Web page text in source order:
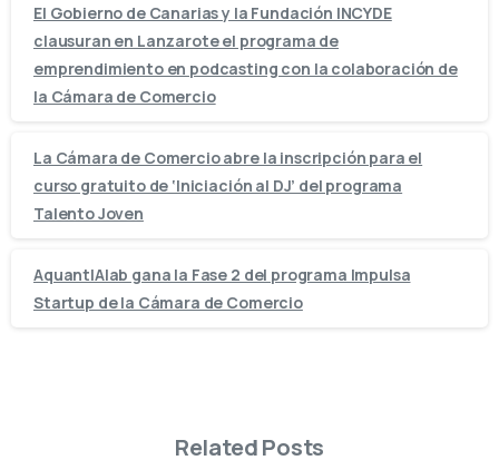
El Gobierno de Canarias y la Fundación INCYDE
clausuran en Lanzarote el programa de
emprendimiento en podcasting con la colaboración de
la Cámara de Comercio
La Cámara de Comercio abre la inscripción para el
curso gratuito de ‘Iniciación al DJ’ del programa
Talento Joven
AquantIAlab gana la Fase 2 del programa Impulsa
Startup de la Cámara de Comercio
Related Posts